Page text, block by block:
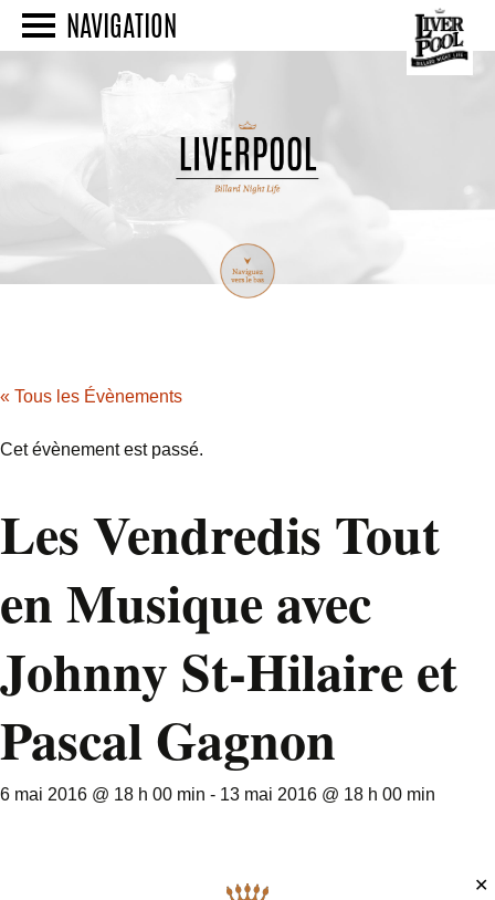
NAVIGATION
« Tous les Évènements
Cet évènement est passé.
Les Vendredis Tout
en Musique avec
Johnny St-Hilaire et
Pascal Gagnon
6 mai 2016 @ 18 h 00 min - 13 mai 2016 @ 18 h 00 min
✕